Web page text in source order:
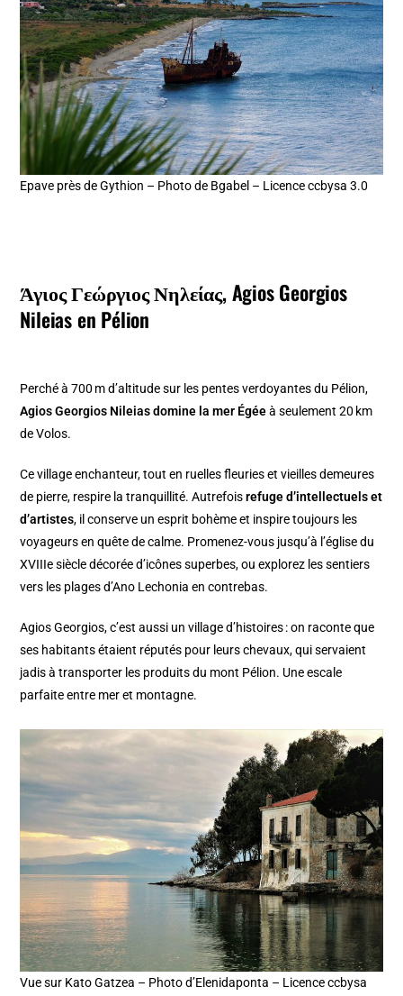
Epave près de Gythion – Photo de Bgabel – Licence ccbysa 3.0
Άγιος Γεώργιος Νηλείας, Agios Georgios
Nileias en Pélion
Perché à 700 m d’altitude sur les pentes verdoyantes du Pélion,
Agios Georgios Nileias domine la mer Égéeà seulement 20 km
de Volos.
Ce village enchanteur, tout en ruelles fleuries et vieilles demeures
de pierre, respire la tranquillité. Autrefoisrefuge d’intellectuels et
d’artistes, il conserve un esprit bohème et inspire toujours les
voyageurs en quête de calme. Promenez-vous jusqu’à l’église du
XVIIIe siècle décorée d’icônes superbes, ou explorez les sentiers
vers les plages d’Ano Lechonia en contrebas.
Agios Georgios, c’est aussi un village d’histoires : on raconte que
ses habitants étaient réputés pour leurs chevaux, qui servaient
jadis à transporter les produits du mont Pélion. Une escale
parfaite entre mer et montagne.
Vue sur Kato Gatzea – Photo d’Elenidaponta – Licence ccbysa